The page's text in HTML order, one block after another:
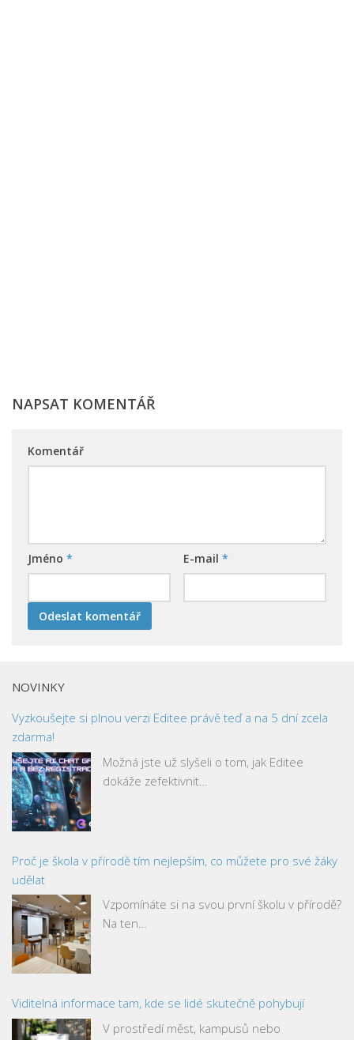
NAPSAT KOMENTÁŘ
Komentář
Jméno * E-mail *
NOVINKY
Vyzkoušejte si plnou verzi Editee právě teď a na 5 dní zcela
zdarma!
Možná jste už slyšeli o tom, jak Editee
dokáže zefektivnit…
Proč je škola v přírodě tím nejlepším, co můžete pro své žáky
udělat
Vzpomínáte si na svou první školu v přírodě?
Na ten…
Viditelná informace tam, kde se lidé skutečně pohybují
V prostředí měst, kampusů nebo